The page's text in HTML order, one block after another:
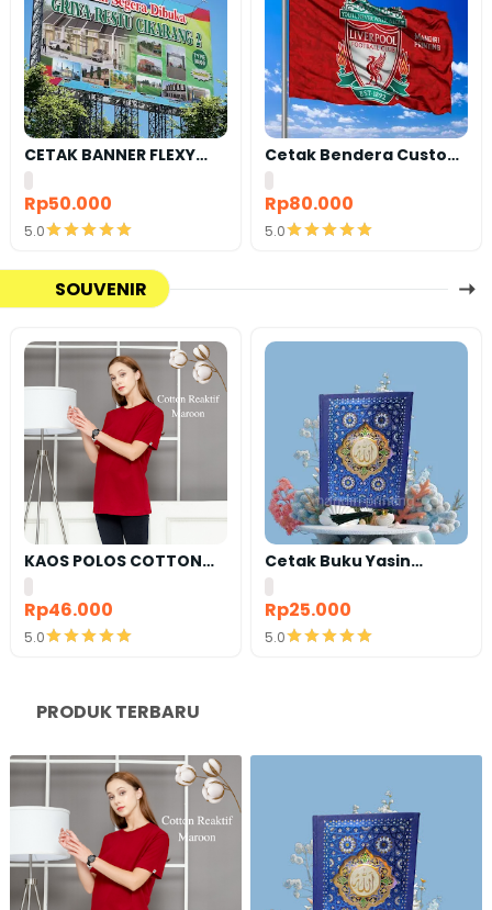
CETAK BANNER FLEXY
440 BAHAN KOREA
Rp50.000
5.0
Detail
Cetak Bendera Custom
| Bendera Komunitas |
Bendera Kelas |
Bendera Supporter |
Bendera Partai
Rp80.000
5.0
SOUVENIR
KAOS POLOS COTTON
COMBED 24S LENGAN
PENDEK
Rp46.000
5.0
Cetak Buku Yasin
satuan
Rp25.000
5.0
PRODUK TERBARU